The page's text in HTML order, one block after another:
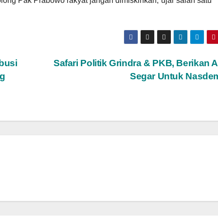
Safari Politik Grindra & PKB, Berikan
Segar Untuk